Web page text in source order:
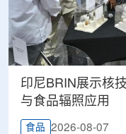
印尼BRIN展示核
与食品辐照应用
食品 2026-08-07